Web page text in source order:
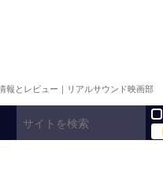
報とレビュー｜リアルサウンド映画部